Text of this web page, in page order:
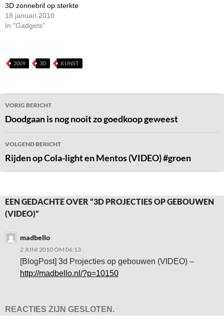
3D zonnebril op sterkte
18 januari 2010
In "Gadgets"
2009 3D KUNST
Bericht
navigatie
VORIG BERICHT
Doodgaan is nog nooit zo goedkoop geweest
VOLGEND BERICHT
Rijden op Cola-light en Mentos (VIDEO) #groen
EEN GEDACHTE OVER “3D PROJECTIES OP GEBOUWEN
(VIDEO)”
madbello
2 JUNI 2010 OM 06:13
[BlogPost] 3d Projecties op gebouwen (VIDEO) –
http://madbello.nl/?p=10150
REACTIES ZIJN GESLOTEN.